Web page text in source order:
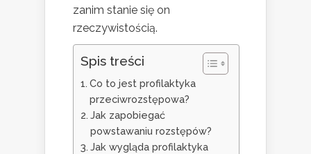
zanim stanie się on
rzeczywistością.
Spis treści
Co to jest profilaktyka
przeciwrozstępowa?
Jak zapobiegać
powstawaniu rozstępów?
Jak wygląda profilaktyka